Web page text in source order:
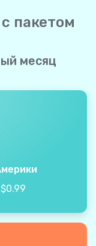
пакетом
месяц